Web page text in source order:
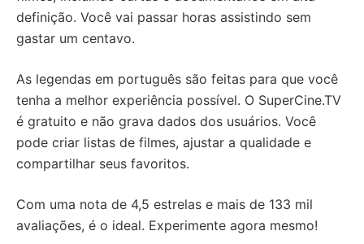
definição. Você vai passar horas assistindo sem
gastar um centavo.
As legendas em português são feitas para que você
tenha a melhor experiência possível. O SuperCine.TV
é gratuito e não grava dados dos usuários. Você
pode criar listas de filmes, ajustar a qualidade e
compartilhar seus favoritos.
Com uma nota de 4,5 estrelas e mais de 133 mil
avaliações, é o ideal. Experimente agora mesmo!